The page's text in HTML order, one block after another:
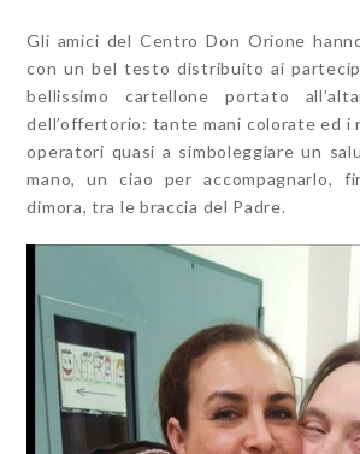
Gli amici del Centro Don Orione
con un bel testo distribuito ai
bellissimo cartellone portato
dell’offertorio: tante mani colorate ed i
operatori quasi a simboleggiare un
mano, un ciao per accompagnarlo,
dimora, tra le braccia del Padre.